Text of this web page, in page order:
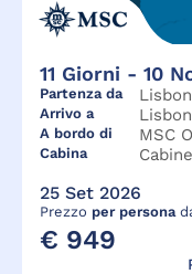
11 Giorni - 10
Partenza da
Arrivo a
A bordo di MSC
Cabina
25 Set 2026
Prezzo per persona
€ 949